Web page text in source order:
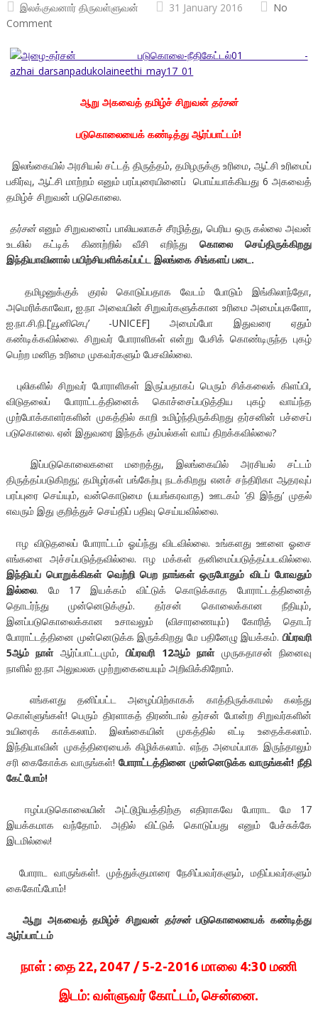
இலக்குவனார் திருவள்ளுவன் 31 January 2016
No
Comment
ஆறு அகவைத் தமிழ்ச் சிறுவன் தர்சன்
படுகொலையைக் கண்டித்து ஆர்ப்பாட்டம்!
இலங்கையில் அரசியல் சட்டத் திருத்தம், தமிழருக்கு உரிமை, ஆட்சி உரிமைப்
பகிர்வு, ஆட்சி மாற்றம் எனும் பரப்புரையினைப் பொய்யாக்கியது 6 அகவைத்
தமிழ்ச் சிறுவன் படுகொலை.
தர்சன்எனும் சிறுவனைப் பாலியலாகச் சீரழித்து, பெரிய ஒரு கல்லை அவன்
உடலில் கட்டிக் கிணற்றில் வீசி எறிந்துகொலை செய்திருக்கிறது
இந்தியாவினால் பயிற்சியளிக்கப்பட்ட இலங்கை சிங்களப் படை.
தமிழனுக்குக் குரல் கொடுப்பதாக வேடம் போடும் இங்கிலாந்தோ,
அமெரிக்காவோ, ஐ.நா அவையின் சிறுவர்களுக்கான உரிமை அமைப்புகளோ,
ஐ.நா.சி.நி.[‘யூனிசெபு’-UNICEF] அமைப்போ இதுவரை ஏதும்
கண்டிக்கவில்லை. சிறுவர் போராளிகள் என்று பேசிக் கொண்டிருந்த புகழ்
பெற்ற மனித உரிமை முகவர்களும் பேசவில்லை.
புலிகளில் சிறுவர் போராளிகள் இருப்பதாகப் பெரும் சிக்கலைக் கிளப்பி,
விடுதலைப் போராட்டத்தினைக் கொச்சைப்படுத்திய புகழ் வாய்ந்த
முற்போக்காளர்களின் முகத்தில் காறி உமிழ்ந்திருக்கிறது தர்சனின் பச்சைப்
படுகொலை. ஏன் இதுவரை இந்தக் கும்பல்கள் வாய் திறக்கவில்லை?
இப்படுகொலைகளை மறைத்து, இலங்கையில் அரசியல் சட்டம்
திருத்தப்படுகிறது; தமிழர்கள் பங்கேற்பு நடக்கிறது எனச் சந்திரிகா ஆதரவுப்
பரப்புரை செய்யும், வன்கொடுமை (பயங்கரவாத) ஊடகம் ‘தி இந்து’ முதல்
எவரும் இது குறித்துச் செய்திப் பதிவு செய்யவில்லை.
ஈழ விடுதலைப் போராட்டம் ஓய்ந்து விடவில்லை. உங்களது ஊளை ஓசை
எங்களை அச்சப்படுத்தவில்லை. ஈழ மக்கள் தனிமைப்படுத்தப்படவில்லை.
இந்தியப் பொறுக்கிகள் வெற்றி பெற நாங்கள் ஒருபோதும் விடப் போவதும்
இல்லை. மே 17 இயக்கம் விட்டுக் கொடுக்காத போராட்டத்தினைத்
தொடர்ந்து முன்னெடுக்கும். தர்சன் கொலைக்கான நீதியும்,
இனப்படுகொலைக்கான உசாவலும் (விசாரணையும்) கோரித் தொடர்
போராட்டத்தினை முன்னெடுக்க இருக்கிறது மே பதினேழு இயக்கம்.பிப்ரவரி
5ஆம் நாள்ஆர்ப்பாட்டமும்,பிப்ரவரி 12ஆம் நாள்முருகதாசன் நினைவு
நாளில் ஐ.நா அலுவலக முற்றுகையையும் அறிவிக்கிறோம்.
எங்களது தனிப்பட்ட அழைப்பிற்காகக் காத்திருக்காமல் கலந்து
கொள்ளுங்கள்! பெரும் திரளாகத் திரண்டால் தர்சன் போன்ற சிறுவர்களின்
உயிரைக் காக்கலாம். இலங்கையின் முகத்தில் எட்டி உதைக்கலாம்.
இந்தியாவின் முகத்திரையைக் கிழிக்கலாம். எந்த அமைப்பாக இருந்தாலும்
சரி கைகோக்க வாருங்கள்! போராட்டத்தினை முன்னெடுக்க வாருங்கள்! நீதி
கேட்போம்!
ஈழப்படுகொலையின் அட்டூழியத்திற்கு எதிராகவே போராட மே 17
இயக்கமாக வந்தோம். அதில் விட்டுக் கொடுப்பது எனும் பேச்சுக்கே
இடமில்லை!
போராட வாருங்கள்!. முத்துக்குமாரை நேசிப்பவர்களும், மதிப்பவர்களும்
கைகோப்போம்!
ஆறு அகவைத் தமிழ்ச் சிறுவன் தர்சன்படுகொலையைக் கண்டித்து
ஆர்ப்பாட்டம்
நாள் : தை 22, 2047 /5-2-2016மாலை 4:30மணி
இடம்: வள்ளுவர் கோட்டம், சென்னை.